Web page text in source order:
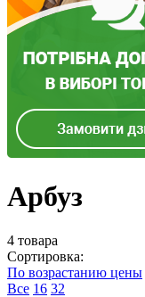
Арбуз
4 товара
Сортировка:
По возрастанию цены
Все 16 32